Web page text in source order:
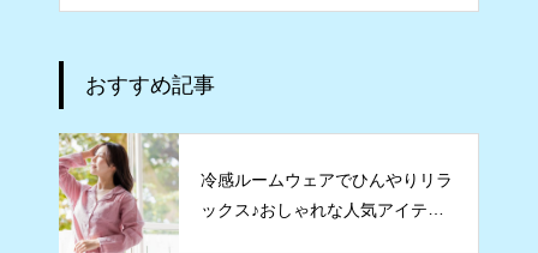
おすすめ記事
冷感ルームウェアでひんやりリラ
ックス♪おしゃれな人気アイテムT